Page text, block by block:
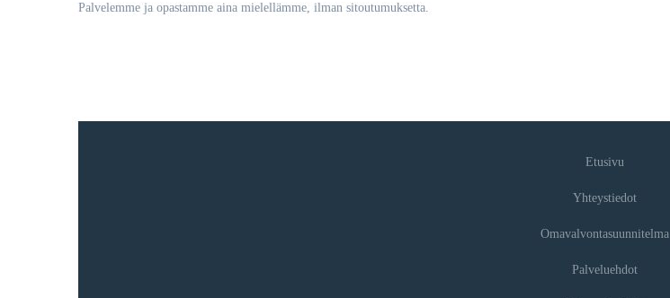
Palvelemme ja opastamme aina mielellämme, ilman sitoutumuksetta.
Etusivu
Yhteystiedot
Omavalvontasuunnitelma
Palveluehdot